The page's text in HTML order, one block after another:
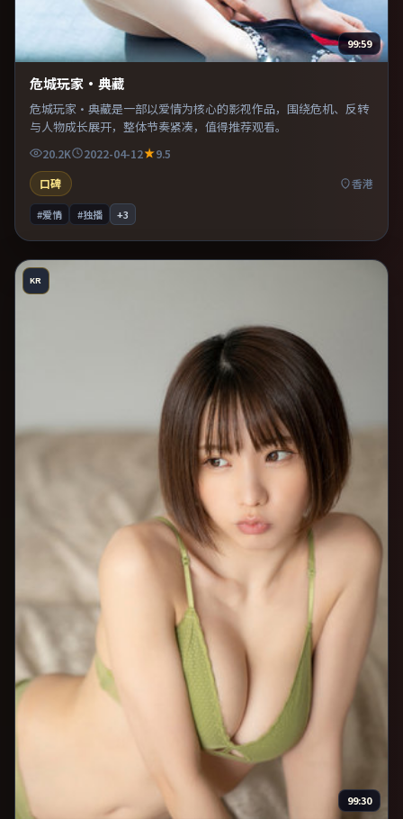
99:59
危城玩家·典藏
危城玩家·典藏是一部以爱情为核心的影视作品，围绕危机、反转
与人物成长展开，整体节奏紧凑，值得推荐观看。
20.2K 2022-04-12
9.5
口碑
香港
#爱情 #独播 +3
KR
99:30